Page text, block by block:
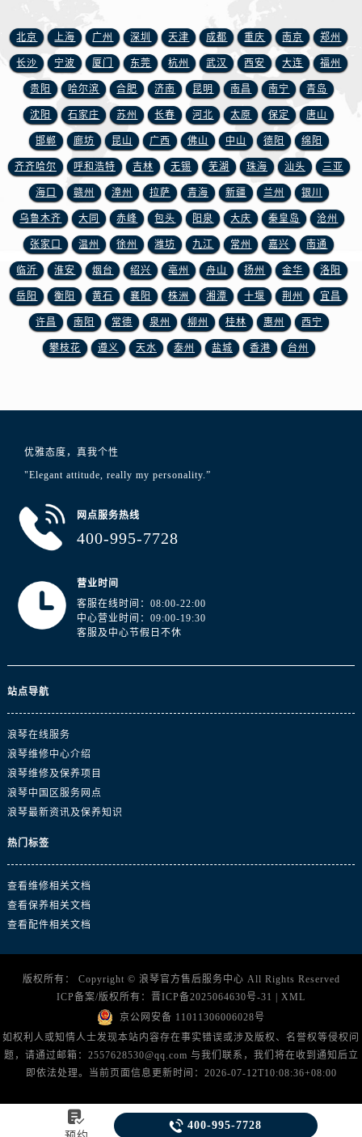
江苏省镇江市京口区中山东路浪琴售后服务中心（需提前预约）
江西省抚州市临川区赣东大道浪琴售后服务中心（需提前预约）
江西省赣州市章贡区文清路浪琴售后服务中心（需提前预约）
江西省吉安市吉州区井冈山大道浪琴售后服务中心（需提前预约）
江西省景德镇市珠山区珠山中路浪琴售后服务中心（需提前预约）
江西省九江市浔阳区浔阳路浪琴售后服务中心（需提前预约）
江西省南昌市红谷滩新区红谷中大道998号绿地双子塔（中央广场）A1座办公楼14层1407室浪琴售后服务中心（需提前预约）
江西省萍乡市安源区萍安北大道与康庄路交叉口浪琴售后服务中心（需提前预约）
江西省上饶市信州区滨江西路浪琴售后服务中心（需提前预约）
江西省新余市渝水区北湖西路浪琴售后服务中心（需提前预约）
江西省宜春市袁州区中山中路浪琴售后服务中心（需提前预约）
江西省鹰潭市月湖区胜利东路浪琴售后服务中心（需提前预约）
山东省德州市德城区东风中路浪琴售后服务中心（需提前预约）
山东省东营市东营区济南路浪琴售后服务中心（需提前预约）
浙江省嘉兴市南湖区广益路705号嘉兴世界贸易中心A座13层1304室浪琴售后服务中心（需提前预约）
浙江省丽水市莲都区解放街浪琴售后服务中心（需提前预约）
福建省福州市鼓楼区五四路128-1号恒力城写字楼15层03室浪琴售后服务中心（需提前预约）
广东省潮州市潮安区新风路与潮汕路交汇处浪琴售后服务中心（需提前预约）
广东省广州市天河区天河路230号万菱汇国际中心A塔7层704室浪琴售后服务中心（需提前预约）
广东省广州市越秀区环市东路371-375号世界贸易中心大厦南塔15层1507室浪琴售后服务中心（需提前预约）
北京 上海 广州 深圳 天津 成都 重庆 南京 郑州
长沙 宁波 厦门 东莞 杭州 武汉 西安 大连 福州
贵阳 哈尔滨 合肥 济南 昆明 南昌 南宁 青岛
沈阳 石家庄 苏州 长春 河北 太原 保定 唐山
邯郸 廊坊 昆山 广西 佛山 中山 德阳 绵阳
齐齐哈尔 呼和浩特 吉林 无锡 芜湖 珠海 汕头 三亚
海口 赣州 漳州 拉萨 青海 新疆 兰州 银川
乌鲁木齐 大同 赤峰 包头 阳泉 大庆 秦皇岛 沧州
张家口 温州 徐州 潍坊 九江 常州 嘉兴 南通
临沂 淮安 烟台 绍兴 亳州 舟山 扬州 金华 洛阳
岳阳 衡阳 黄石 襄阳 株洲 湘潭 十堰 荆州 宜昌
许昌 南阳 常德 泉州 柳州 桂林 惠州 西宁
攀枝花 遵义 天水 泰州 盐城 香港 台州
优雅态度，真我个性
"Elegant attitude, really my personality.”
网点服务热线
400-995-7728
营业时间
客服在线时间：08:00-22:00
中心营业时间：09:00-19:30
客服及中心节假日不休
站点导航
浪琴在线服务
浪琴维修中心介绍
浪琴维修及保养项目
浪琴中国区服务网点
浪琴最新资讯及保养知识
热门标签
查看维修相关文档
查看保养相关文档
查看配件相关文档
版权所有： Copyright © 浪琴官方售后服务中心 All Rights Reserved
ICP备案/版权所有： 晋ICP备2025064630号-31
XML
京公网安备 11011306006028号
如权利人或知情人士发现本站内容存在事实错误或涉及版权、名誉权等侵权问
题，请通过邮箱：2557628530@qq.com 与我们联系，我们将在收到通知后立
即依法处理。当前页面信息更新时间：2026-07-12T10:08:36+08:00
  400-995-7728